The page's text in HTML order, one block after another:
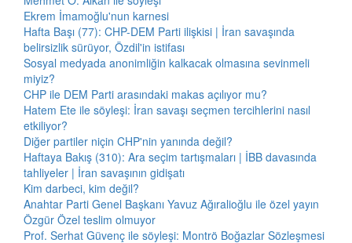
Ekrem İmamoğlu'nun karnesi
Hafta Başı (77): CHP-DEM Parti ilişkisi | İran savaşında
belirsizlik sürüyor, Özdil'in istifası
Sosyal medyada anonimliğin kalkacak olmasına sevinmeli
miyiz?
CHP ile DEM Parti arasındaki makas açılıyor mu?
Hatem Ete ile söyleşi: İran savaşı seçmen tercihlerini nasıl
etkiliyor?
Diğer partiler niçin CHP'nin yanında değil?
Haftaya Bakış (310): Ara seçim tartışmaları | İBB davasında
tahliyeler | İran savaşının gidişatı
Kim darbeci, kim değil?
Anahtar Parti Genel Başkanı Yavuz Ağıralioğlu ile özel yayın
Özgür Özel teslim olmuyor
Prof. Serhat Güvenç ile söyleşi: Montrö Boğazlar Sözleşmesi